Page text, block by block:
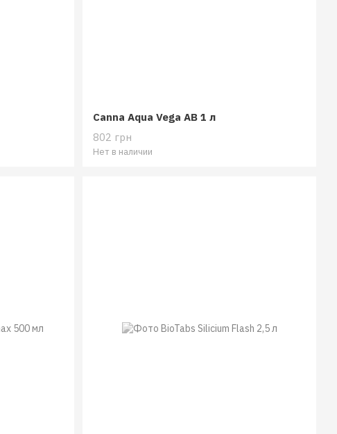
Canna Aqua Vega AB 1 л
802 грн
Нет в наличии